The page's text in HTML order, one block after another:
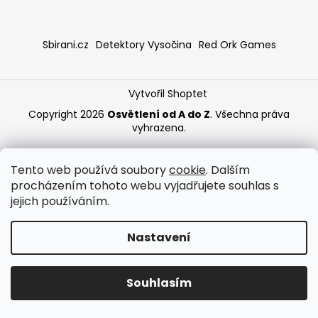
Tento web používá souborycookie. Dalším
procházením tohoto webu vyjadřujete souhlas s
jejich používáním.
Nastavení
Souhlasím
t
HLEDAT
Sbirani.cz Detektory Vysočina Red Ork Games
Vytvořil Shoptet
Copyright 2026 Osvětlení od A do Z. Všechna práva
vyhrazena.